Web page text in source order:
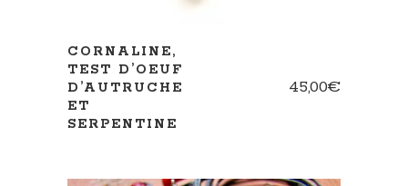
CORNALINE,
TEST D’OEUF
D’AUTRUCHE
ET
SERPENTINE
45,00€